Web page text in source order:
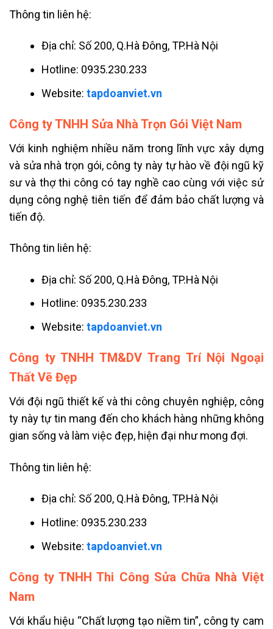
Thông tin liên hệ:
Địa chỉ: Số 200, Q.Hà Đông, TP.Hà Nội
Hotline: 0935.230.233
Website:tapdoanviet.vn
Công ty TNHH Sửa Nhà Trọn Gói Việt Nam
Với kinh nghiệm nhiều năm trong lĩnh vực xây dựng
và sửa nhà trọn gói, công ty này tự hào về đội ngũ kỹ
sư và thợ thi công có tay nghề cao cùng với việc sử
dụng công nghệ tiên tiến để đảm bảo chất lượng và
tiến độ.
Thông tin liên hệ:
Địa chỉ: Số 200, Q.Hà Đông, TP.Hà Nội
Hotline: 0935.230.233
Website:tapdoanviet.vn
Công ty TNHH TM&DV Trang Trí Nội Ngoại
Thất Vẽ Đẹp
Với đội ngũ thiết kế và thi công chuyên nghiệp, công
ty này tự tin mang đến cho khách hàng những không
gian sống và làm việc đẹp, hiện đại như mong đợi.
Thông tin liên hệ:
Địa chỉ: Số 200, Q.Hà Đông, TP.Hà Nội
Hotline: 0935.230.233
Website:tapdoanviet.vn
Công ty TNHH Thi Công Sửa Chữa Nhà Việt
Nam
Với khẩu hiệu “Chất lượng tạo niềm tin”, công ty cam